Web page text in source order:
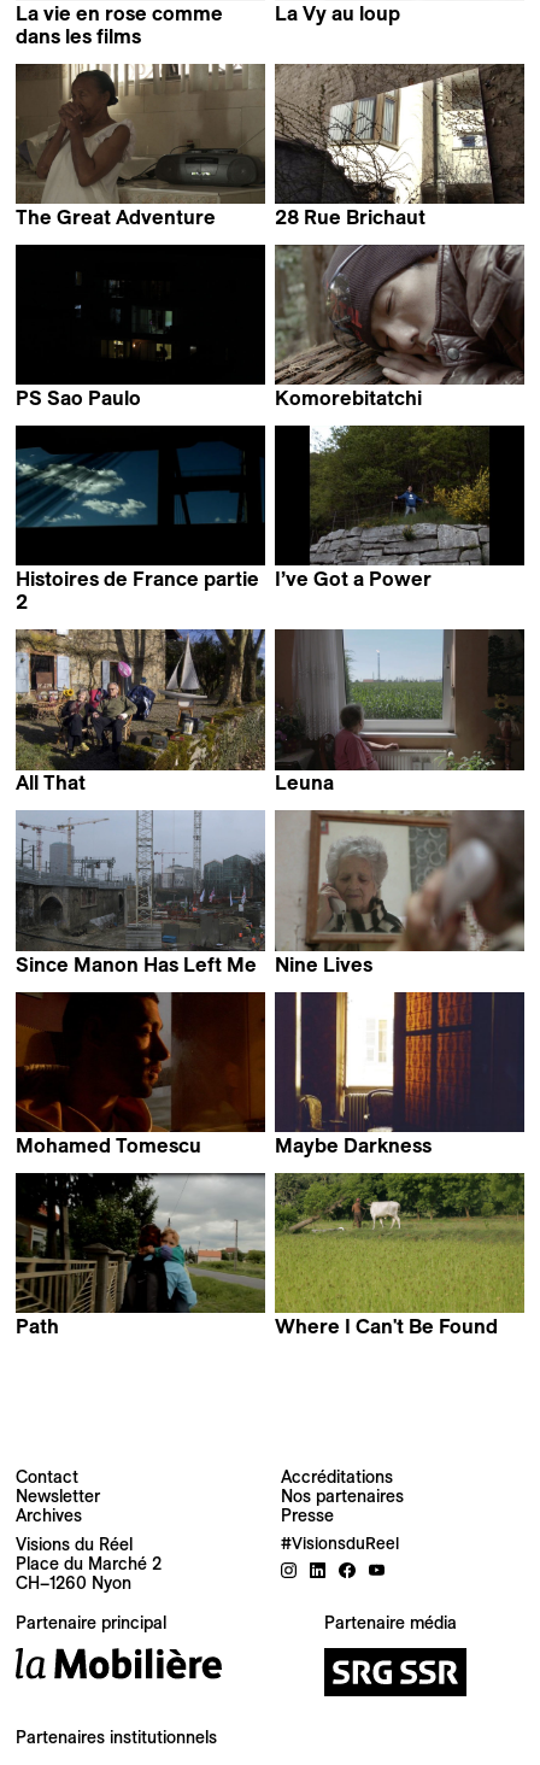
La vie en rose comme
dans les films
La Vy au loup
The Great Adventure
28 Rue Brichaut
PS Sao Paulo
Komorebitatchi
Masanori Omori
Histoires de France partie
2
I’ve Got a Power
All That
Leuna
Jonas Matauschek
Since Manon Has Left Me
Nine Lives
Mohamed Tomescu
Maybe Darkness
Path
Where I Can't Be Found
Contact
Newsletter
Archives
Accréditations
Nos partenaires
Presse
Visions du Réel
Place du Marché 2
CH–1260 Nyon
#VisionsduReel
Partenaire principal Partenaire média
Partenaires institutionnels
Newsletter
Votre adresse e-mail
Newsletter — FR
Nouvelles du Festival destinées au Public
Newsletter — EN